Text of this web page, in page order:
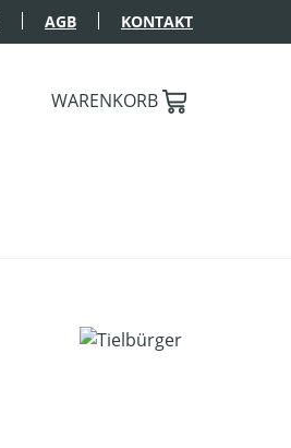
AGB KONTAKT
WARENKORB